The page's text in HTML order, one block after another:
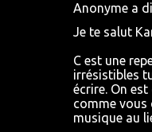
Anonyme a
Je te salut
C est une
irrésistibles
écrire. On
comme vous
musique au